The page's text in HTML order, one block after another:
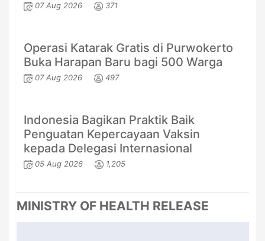
07 Aug 2026 371
Operasi Katarak Gratis di Purwokerto
Buka Harapan Baru bagi 500 Warga
07 Aug 2026 497
Indonesia Bagikan Praktik Baik
Penguatan Kepercayaan Vaksin
kepada Delegasi Internasional
05 Aug 2026 1,205
MINISTRY OF HEALTH RELEASE